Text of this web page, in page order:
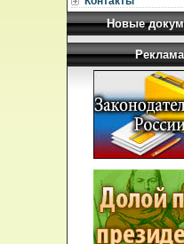
Новые
Реклама